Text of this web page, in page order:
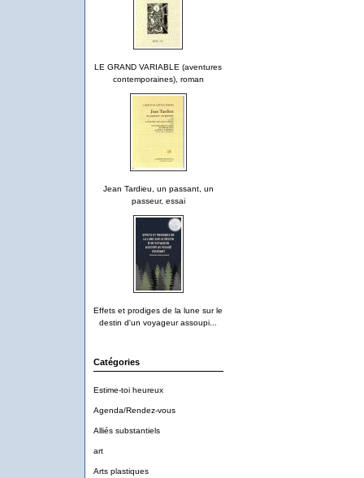
LE GRAND VARIABLE (aventures
contemporaines), roman
Jean Tardieu, un passant, un
passeur, essai
Effets et prodiges de la lune sur le
destin d'un voyageur assoupi...
Catégories
Estime-toi heureux
Agenda/Rendez-vous
Alliés substantiels
art
Arts plastiques